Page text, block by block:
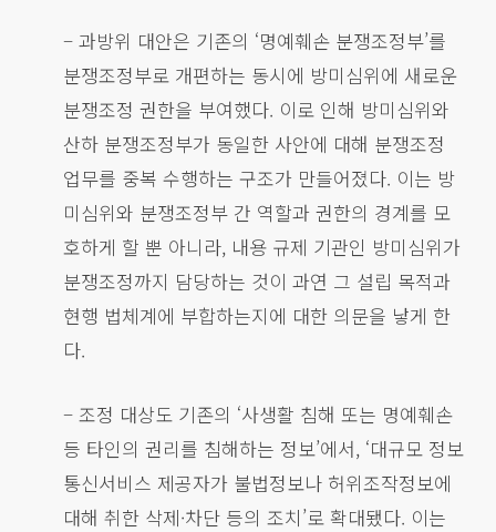
– 과방위 대안은 기존의 ‘명예훼손 분쟁조정부’를
분쟁조정부로 개편하는 동시에 방미심위에 새로운
분쟁조정 권한을 부여했다. 이로 인해 방미심위와
산하 분쟁조정부가 동일한 사안에 대해 분쟁조정
업무를 중복 수행하는 구조가 만들어졌다. 이는 방
미심위와 분쟁조정부 간 역할과 권한의 경계를 모
호하게 할 뿐 아니라, 내용 규제 기관인 방미심위가
분쟁조정까지 담당하는 것이 과연 그 설립 목적과
현행 법체계에 부합하는지에 대한 의문을 낳게 한
다.
– 조정 대상도 기존의 ‘사생활 침해 또는 명예훼손
등 타인의 권리를 침해하는 정보’에서, ‘대규모 정보
통신서비스 제공자가 불법정보나 허위조작정보에
대해 취한 삭제·차단 등의 조치’로 확대됐다. 이는